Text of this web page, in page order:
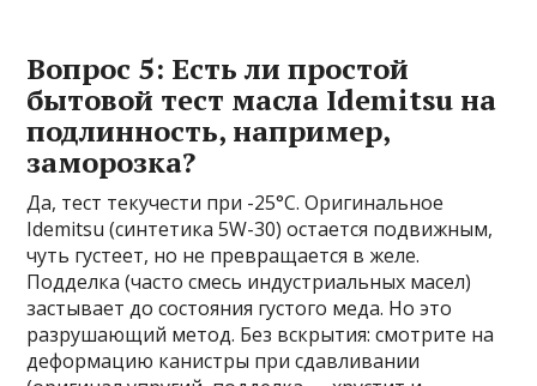
Вопрос 5: Есть ли простой
бытовой тест масла Idemitsu на
подлинность, например,
заморозка?
Да, тест текучести при -25°C. Оригинальное
Idemitsu (синтетика 5W-30) остается подвижным,
чуть густеет, но не превращается в желе.
Подделка (часто смесь индустриальных масел)
застывает до состояния густого меда. Но это
разрушающий метод. Без вскрытия: смотрите на
деформацию канистры при сдавливании